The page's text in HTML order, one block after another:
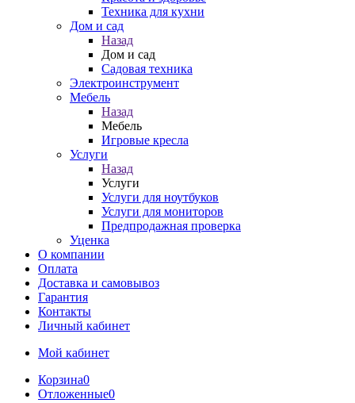
Техника для кухни
Дом и сад
Назад
Дом и сад
Садовая техника
Электроинструмент
Мебель
Назад
Мебель
Игровые кресла
Услуги
Назад
Услуги
Услуги для ноутбуков
Услуги для мониторов
Предпродажная проверка
Уценка
О компании
Оплата
Доставка и самовывоз
Гарантия
Контакты
Личный кабинет
Мой кабинет
Корзина0
Отложенные0